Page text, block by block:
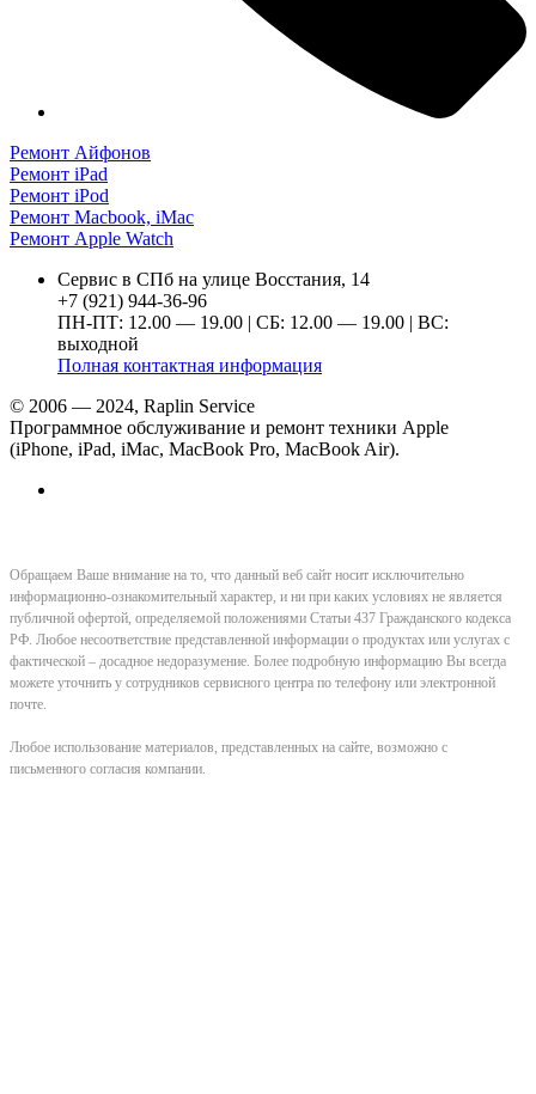
Ремонт Айфонов
Ремонт iPad
Ремонт iPod
Ремонт Macbook, iMac
Ремонт Apple Watch
Сервис в СПб на улице Восстания, 14
+7 (921) 944-36-96
ПН-ПТ: 12.00 — 19.00 | СБ: 12.00 — 19.00 | ВС:
выходной
Полная контактная информация
© 2006 — 2024, Raplin Service
Программное обслуживание и ремонт техники Apple
(iPhone, iPad, iMac, MacBook Pro, MacBook Air).
Обращаем Ваше внимание на то, что данный веб сайт носит исключительно
информационно-ознакомительный характер, и ни при каких условиях не является
публичной офертой, определяемой положениями Статьи 437 Гражданского кодекса
РФ. Любое несоответствие представленной информации о продуктах или услугах с
фактической – досадное недоразумение. Более подробную информацию Вы всегда
можете уточнить у сотрудников сервисного центра по телефону или электронной
почте.
Любое использование материалов, представленных на сайте, возможно с
письменного согласия компании.